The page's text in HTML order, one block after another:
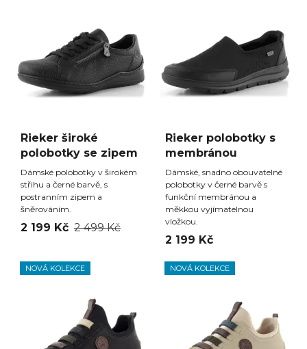
Rieker široké
polobotky se zipem
Dámské polobotky v širokém
střihu a černé barvě, s
postranním zipem a
šněrováním.
2 199 Kč 2 499 Kč
Rieker polobotky s
membránou
Dámské, snadno obouvatelné
polobotky v černé barvě s
funkční membránou a
měkkou vyjímatelnou
vložkou.
2 199 Kč
NOVÁ KOLEKCE NOVÁ KOLEKCE